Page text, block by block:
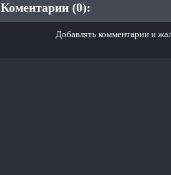
Коментарии (0):
Добавлять комментарии и